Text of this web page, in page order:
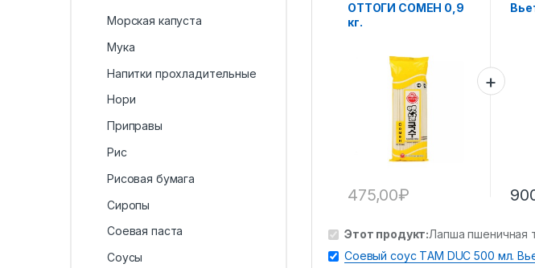
ОТТОГИ СОМЕН 0,9
кг.
475,00₽
Этот продукт:Лапша пшеничная
Соевый соус ТAM DUC 500 мл.
Морская капуста
Мука
Напитки прохладительные
Нори
Приправы
Рис
Рисовая бумага
Сиропы
Соевая паста
Соусы